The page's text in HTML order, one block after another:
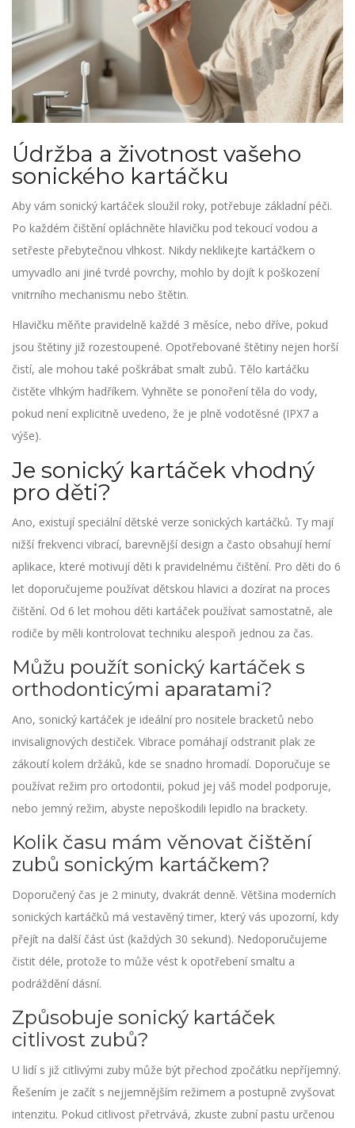
Údržba a životnost vašeho
sonického kartáčku
Aby vám sonický kartáček sloužil roky, potřebuje základní péči.
Po každém čištění opláchněte hlavičku pod tekoucí vodou a
setřeste přebytečnou vlhkost. Nikdy neklikejte kartáčkem o
umyvadlo ani jiné tvrdé povrchy, mohlo by dojít k poškození
vnitrního mechanismu nebo štětin.
Hlavičku měňte pravidelně každé 3 měsíce, nebo dříve, pokud
jsou štětiny již rozestoupené. Opotřebované štětiny nejen horší
čistí, ale mohou také poškrábat smalt zubů. Tělo kartáčku
čistěte vlhkým hadříkem. Vyhněte se ponoření těla do vody,
pokud není explicitně uvedeno, že je plně vodotěsné (IPX7 a
výše).
Je sonický kartáček vhodný
pro děti?
Ano, existují speciální dětské verze sonických kartáčků. Ty mají
nižší frekvenci vibrací, barevnější design a často obsahují herní
aplikace, které motivují děti k pravidelnému čištění. Pro děti do 6
let doporučujeme používat dětskou hlavici a dozírat na proces
čištění. Od 6 let mohou děti kartáček používat samostatně, ale
rodiče by měli kontrolovat techniku alespoň jednou za čas.
Můžu použít sonický kartáček s
orthodonticými aparatami?
Ano, sonický kartáček je ideální pro nositele bracketů nebo
invisalignových destiček. Vibrace pomáhají odstranit plak ze
zákoutí kolem držáků, kde se snadno hromadí. Doporučuje se
používat režim pro ortodontii, pokud jej váš model podporuje,
nebo jemný režim, abyste nepoškodili lepidlo na brackety.
Kolik času mám věnovat čištění
zubů sonickým kartáčkem?
Doporučený čas je 2 minuty, dvakrát denně. Většina moderních
sonických kartáčků má vestavěný timer, který vás upozorní, kdy
přejít na další část úst (každých 30 sekund). Nedoporučujeme
čistit déle, protože to může vést k opotřebení smaltu a
podráždění dásní.
Způsobuje sonický kartáček
citlivost zubů?
U lidí s již citlivými zuby může být přechod zpočátku nepříjemný.
Řešením je začít s nejjemnějším režimem a postupně zvyšovat
intenzitu. Pokud citlivost přetrvává, zkuste zubní pastu určenou